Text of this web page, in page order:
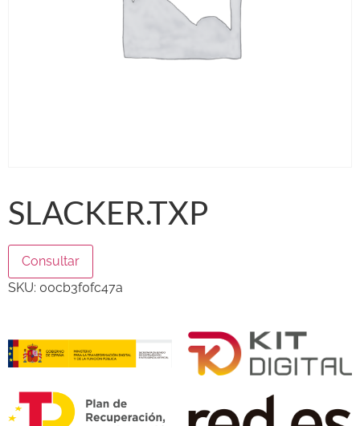
SLACKER.TXP
Consultar
SKU: 00cb3f0fc47a